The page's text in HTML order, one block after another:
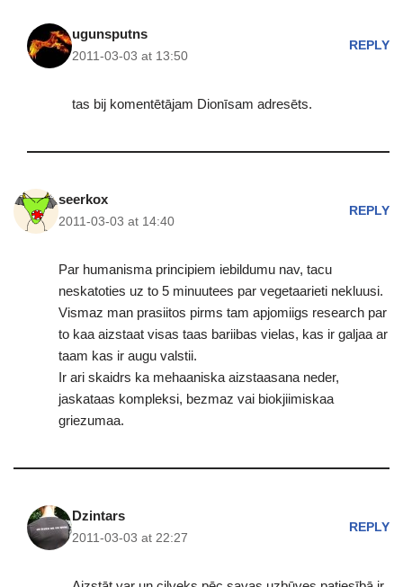
ugunsputns
2011-03-03 at 13:50
REPLY
tas bij komentētājam Dionīsam adresēts.
seerkox
2011-03-03 at 14:40
REPLY
Par humanisma principiem iebildumu nav, tacu
neskatoties uz to 5 minuutees par vegetaarieti nekluusi.
Vismaz man prasiitos pirms tam apjomiigs research par
to kaa aizstaat visas taas bariibas vielas, kas ir galjaa ar
taam kas ir augu valstii.
Ir ari skaidrs ka mehaaniska aizstaasana neder,
jaskataas kompleksi, bezmaz vai biokjiimiskaa
griezumaa.
Dzintars
2011-03-03 at 22:27
REPLY